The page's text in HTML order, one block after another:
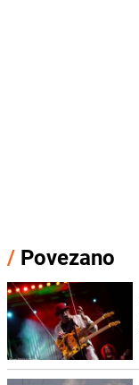
/ Povezano